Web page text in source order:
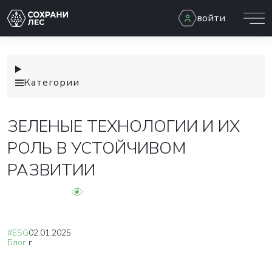
войти
Категории
ЗЕЛЕНЫЕ ТЕХНОЛОГИИ И ИХ
РОЛЬ В УСТОЙЧИВОМ
РАЗВИТИИ
#ESG
Блог
02.01.2025
г.